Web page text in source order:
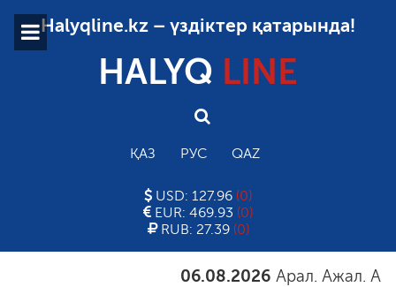
Halyqline.kz – үздіктер қатарында!
HALYQ LINE
ҚАЗ РУС QAZ
USD: 127.96 (0)
EUR: 469.93 (0)
RUB: 27.39 (0)
06.08.2026 Арал. Ажал. Айғақ